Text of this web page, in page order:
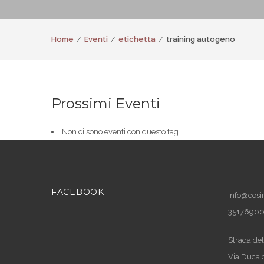
Home Eventi etichetta training autogeno
Prossimi Eventi
Non ci sono eventi con questo tag
FACEBOOK
Strada
Via Duca